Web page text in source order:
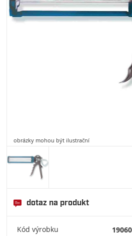
obrázky mohou být ilustrační
dotaz na produkt
Kód výrobku